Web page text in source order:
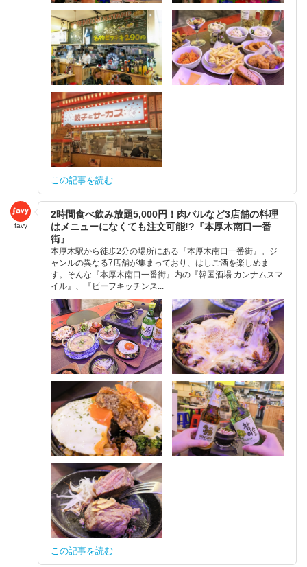
この記事を読む
favy
2時間食べ飲み放題5,000円！肉バルなど3店舗の料理
はメニューになくても注文可能!?『本厚木南口一番
街』
本厚木駅から徒歩2分の場所にある『本厚木南口一番街』。ジ
ャンルの異なる7店舗が集まっており、はしご酒を楽しめま
す。そんな『本厚木南口一番街』内の『韓国酒場 カンナムスマ
イル』、『ビーフキッチンス...
この記事を読む